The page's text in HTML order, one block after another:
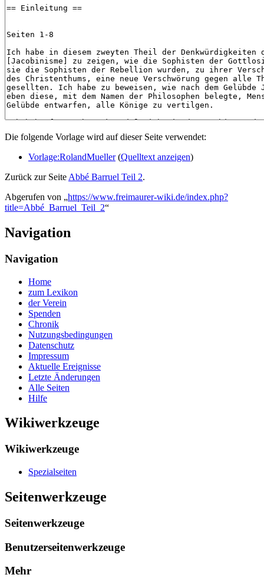
Die folgende Vorlage wird auf dieser Seite verwendet:
Vorlage:RolandMueller(Quelltext anzeigen)
Zurück zur Seite Abbé Barruel Teil 2.
Abgerufen von „https://www.freimaurer-wiki.de/index.php?
title=Abbé_Barruel_Teil_2“
Navigation
Navigation
Home
zum Lexikon
der Verein
Spenden
Chronik
Nutzungsbedingungen
Datenschutz
Impressum
Aktuelle Ereignisse
Letzte Änderungen
Alle Seiten
Hilfe
Wikiwerkzeuge
Wikiwerkzeuge
Spezialseiten
Seitenwerkzeuge
Seitenwerkzeuge
Benutzerseitenwerkzeuge
Mehr